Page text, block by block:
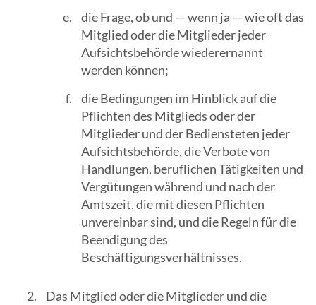
die Frage, ob und — wenn ja — wie oft das
Mitglied oder die Mitglieder jeder
Aufsichtsbehörde wiederernannt
werden können;
die Bedingungen im Hinblick auf die
Pflichten des Mitglieds oder der
Mitglieder und der Bediensteten jeder
Aufsichtsbehörde, die Verbote von
Handlungen, beruflichen Tätigkeiten und
Vergütungen während und nach der
Amtszeit, die mit diesen Pflichten
unvereinbar sind, und die Regeln für die
Beendigung des
Beschäftigungsverhältnisses.
Das Mitglied oder die Mitglieder und die